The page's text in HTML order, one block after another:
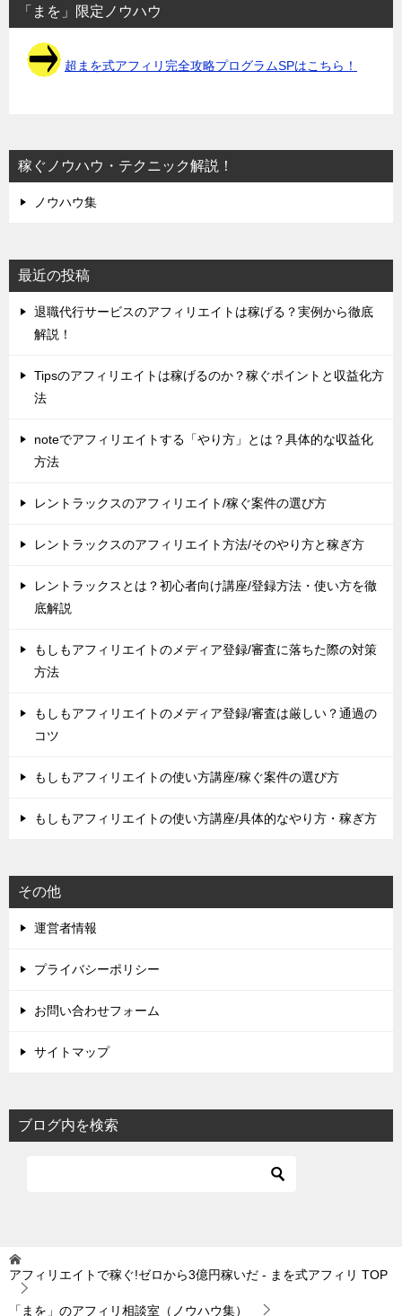
「まを」限定ノウハウ
超まを式アフィリ完全攻略プログラムSPはこちら！
稼ぐノウハウ・テクニック解説！
ノウハウ集
最近の投稿
退職代行サービスのアフィリエイトは稼げる？実例から徹底
解説！
Tipsのアフィリエイトは稼げるのか？稼ぐポイントと収益化方
法
noteでアフィリエイトする「やり方」とは？具体的な収益化
方法
レントラックスのアフィリエイト/稼ぐ案件の選び方
レントラックスのアフィリエイト方法/そのやり方と稼ぎ方
レントラックスとは？初心者向け講座/登録方法・使い方を徹
底解説
もしもアフィリエイトのメディア登録/審査に落ちた際の対策
方法
もしもアフィリエイトのメディア登録/審査は厳しい？通過の
コツ
もしもアフィリエイトの使い方講座/稼ぐ案件の選び方
もしもアフィリエイトの使い方講座/具体的なやり方・稼ぎ方
その他
運営者情報
プライバシーポリシー
お問い合わせフォーム
サイトマップ
ブログ内を検索
アフィリエイトで稼ぐ!ゼロから3億円稼いだ - まを式アフィリ TOP
「まを」のアフィリ相談室（ノウハウ集）